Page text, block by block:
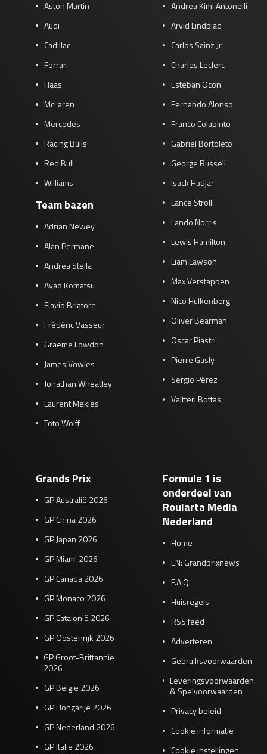
Aston Martin
Audi
Cadillac
Ferrari
Haas
McLaren
Mercedes
Racing Bulls
Red Bull
Williams
Team bazen
Adrian Newey
Alan Permane
Andrea Stella
Ayao Komatsu
Flavio Briatore
Frédéric Vasseur
Graeme Lowdon
James Vowles
Jonathan Wheatley
Laurent Mekies
Toto Wolff
Andrea Kimi Antonelli
Arvid Lindblad
Carlos Sainz Jr
Charles Leclerc
Esteban Ocon
Fernando Alonso
Franco Colapinto
Gabriel Bortoleto
George Russell
Isack Hadjar
Lance Stroll
Lando Norris
Lewis Hamilton
Liam Lawson
Max Verstappen
Nico Hülkenberg
Oliver Bearman
Oscar Piastri
Pierre Gasly
Sergio Pérez
Valtteri Bottas
Grands Prix
GP Australië 2026
GP China 2026
GP Japan 2026
GP Miami 2026
GP Canada 2026
GP Monaco 2026
GP Catalonië 2026
GP Oostenrijk 2026
GP Groot-Brittannië
2026
GP België 2026
GP Hongarije 2026
GP Nederland 2026
GP Italië 2026
Formule 1 is
onderdeel van
Roularta Media
Nederland
Home
EN: Grandprixnews
F.A.Q.
Huisregels
RSS feed
Adverteren
Gebruiksvoorwaarden
Leveringsvoorwaarden
& Spelvoorwaarden
Privacy beleid
Cookie informatie
Cookie instellingen